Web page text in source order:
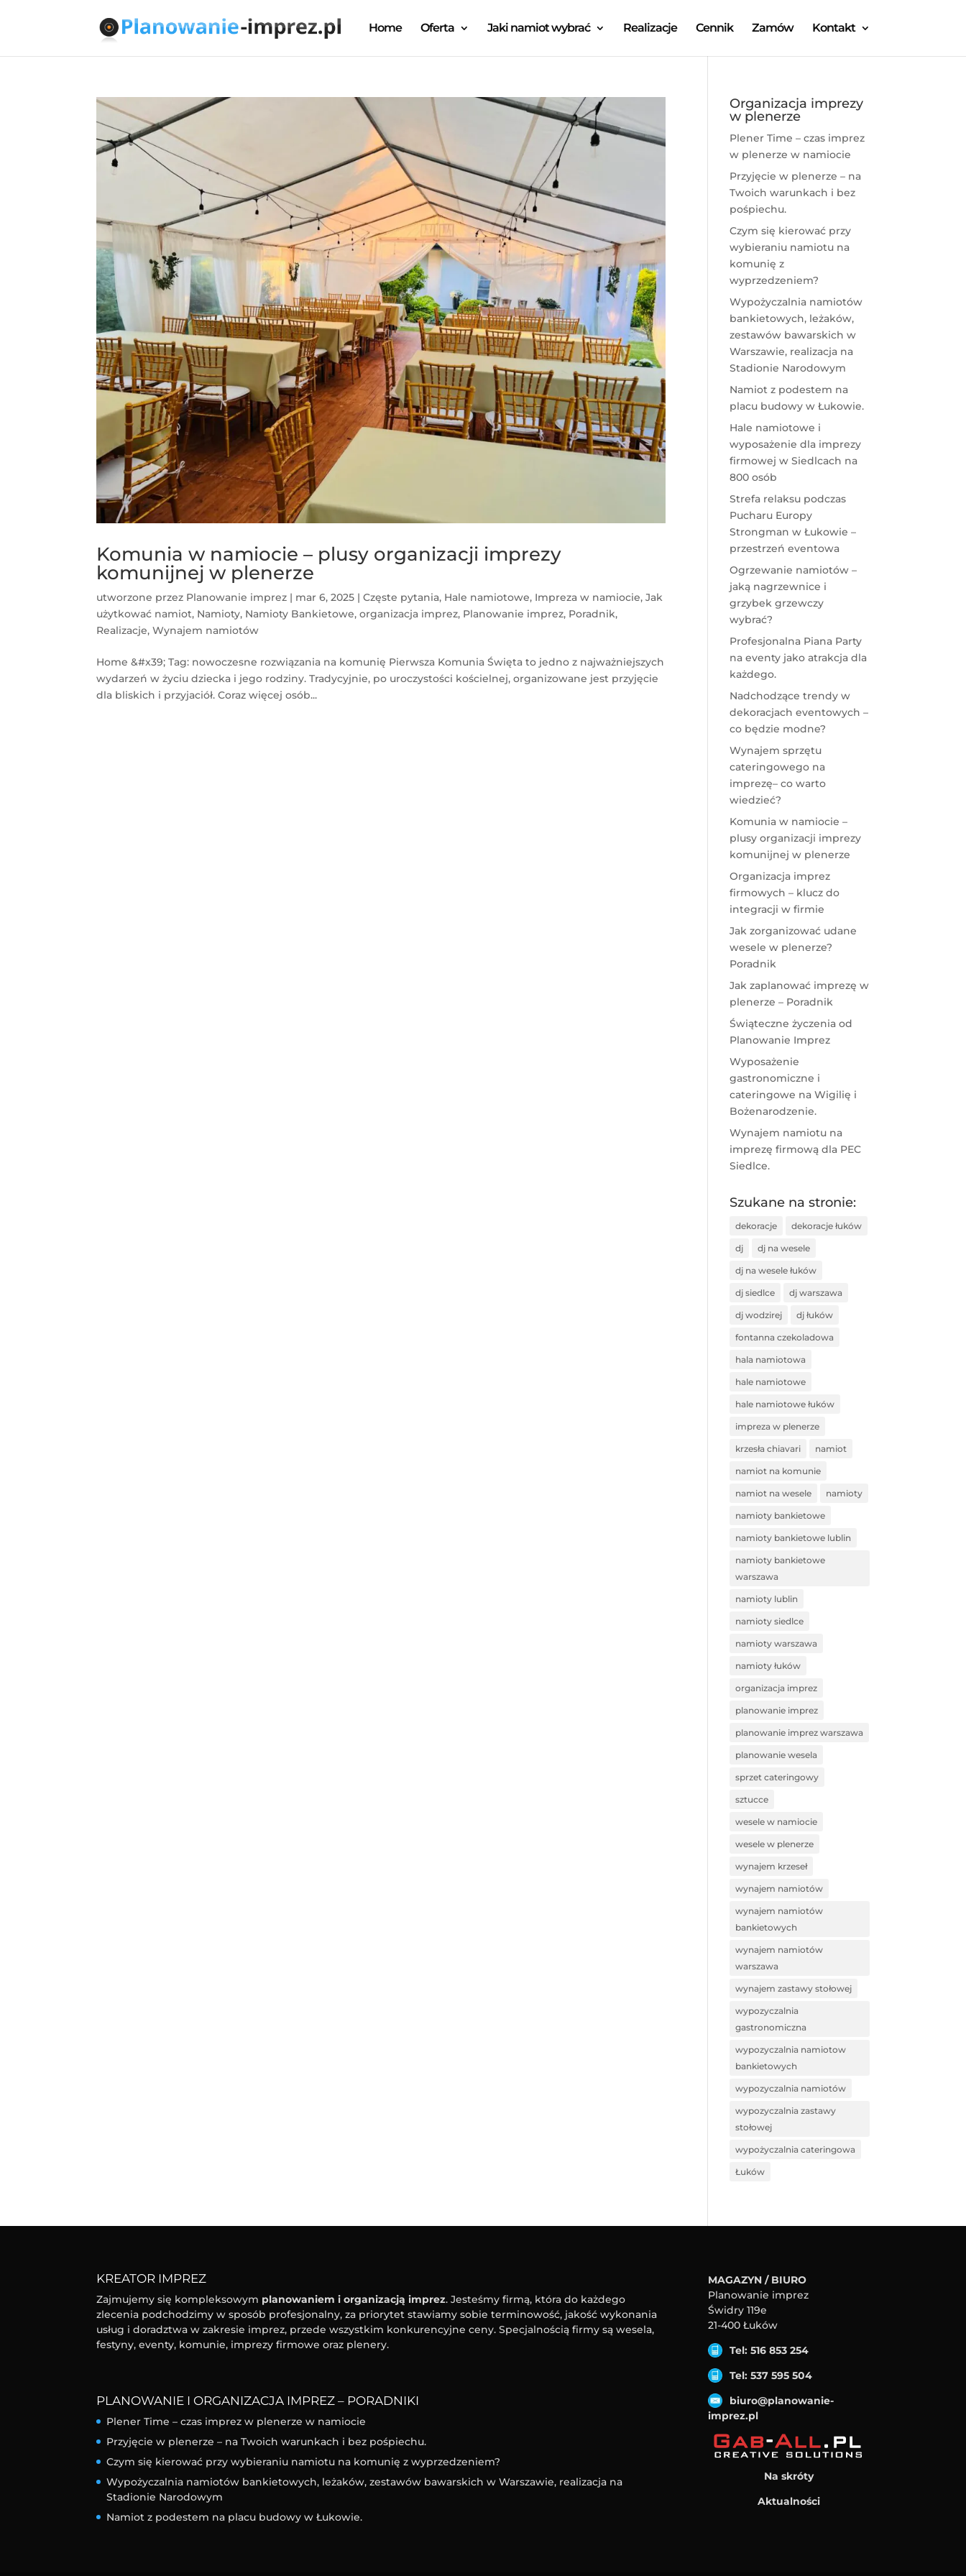
Home Oferta Jaki namiot wybrać Realizacje Cennik Zamów Kontakt
Komunia w namiocie – plusy organizacji imprezy
komunijnej w plenerze
utworzone przez Planowanie imprez | mar 6, 2025 |Częste pytania, Hale namiotowe, Impreza w namiocie,Jak
użytkować namiot, Namioty, Namioty Bankietowe,organizacja imprez, Planowanie imprez, Poradnik,
Realizacje,Wynajem namiotów
Home &#x39; Tag: nowoczesne rozwiązania na komunię Pierwsza Komunia Święta to jedno z najważniejszych
wydarzeń w życiu dziecka i jego rodziny. Tradycyjnie, po uroczystości kościelnej, organizowane jest przyjęcie
dla bliskich i przyjaciół. Coraz więcej osób...
Organizacja imprezy
w plenerze
Plener Time – czas imprez
w plenerze w namiocie
Przyjęcie w plenerze – na
Twoich warunkach i bez
pośpiechu.
Czym się kierować przy
wybieraniu namiotu na
komunię z
wyprzedzeniem?
Wypożyczalnia namiotów
bankietowych, leżaków,
zestawów bawarskich w
Warszawie, realizacja na
Stadionie Narodowym
Namiot z podestem na
placu budowy w Łukowie.
Hale namiotowe i
wyposażenie dla imprezy
firmowej w Siedlcach na
800 osób
Strefa relaksu podczas
Pucharu Europy
Strongman w Łukowie –
przestrzeń eventowa
Ogrzewanie namiotów –
jaką nagrzewnice i
grzybek grzewczy
wybrać?
Profesjonalna Piana Party
na eventy jako atrakcja dla
każdego.
Nadchodzące trendy w
dekoracjach eventowych –
co będzie modne?
Wynajem sprzętu
cateringowego na
imprezę– co warto
wiedzieć?
Komunia w namiocie –
plusy organizacji imprezy
komunijnej w plenerze
Organizacja imprez
firmowych – klucz do
integracji w firmie
Jak zorganizować udane
wesele w plenerze?
Poradnik
Jak zaplanować imprezę w
plenerze – Poradnik
Świąteczne życzenia od
Planowanie Imprez
Wyposażenie
gastronomiczne i
cateringowe na Wigilię i
Bożenarodzenie.
Wynajem namiotu na
imprezę firmową dla PEC
Siedlce.
Szukane na stronie:
dekoracje dekoracje łuków
dj dj na wesele
dj na wesele łuków
dj siedlce dj warszawa
dj wodzirej dj łuków
fontanna czekoladowa
hala namiotowa
hale namiotowe
hale namiotowe łuków
impreza w plenerze
krzesła chiavari namiot
namiot na komunie
namiot na wesele namioty
namioty bankietowe
namioty bankietowe lublin
namioty bankietowe
warszawa
namioty lublin
namioty siedlce
namioty warszawa
namioty łuków
organizacja imprez
planowanie imprez
planowanie imprez warszawa
planowanie wesela
sprzet cateringowy
sztucce
wesele w namiocie
wesele w plenerze
wynajem krzeseł
wynajem namiotów
wynajem namiotów
bankietowych
wynajem namiotów
warszawa
wynajem zastawy stołowej
wypozyczalnia
gastronomiczna
wypozyczalnia namiotow
bankietowych
wypozyczalnia namiotów
wypozyczalnia zastawy
stołowej
wypożyczalnia cateringowa
Łuków
KREATOR IMPREZ
Zajmujemy się kompleksowym planowaniem i organizacją imprez. Jesteśmy firmą, która do każdego
zlecenia podchodzimy w sposób profesjonalny, za priorytet stawiamy sobie terminowość, jakość wykonania
usług i doradztwa w zakresie imprez, przede wszystkim konkurencyjne ceny. Specjalnością firmy są wesela,
festyny, eventy, komunie, imprezy firmowe oraz plenery.
PLANOWANIE I ORGANIZACJA IMPREZ – PORADNIKI
Plener Time – czas imprez w plenerze w namiocie
Przyjęcie w plenerze – na Twoich warunkach i bez pośpiechu.
Czym się kierować przy wybieraniu namiotu na komunię z wyprzedzeniem?
Wypożyczalnia namiotów bankietowych, leżaków, zestawów bawarskich w Warszawie, realizacja na
Stadionie Narodowym
Namiot z podestem na placu budowy w Łukowie.
MAGAZYN / BIURO
Planowanie imprez
Świdry 119e
21-400 Łuków
Tel: 516 853 254
Tel: 537 595 504
biuro@planowanie-
imprez.pl
Na skróty
Aktualności